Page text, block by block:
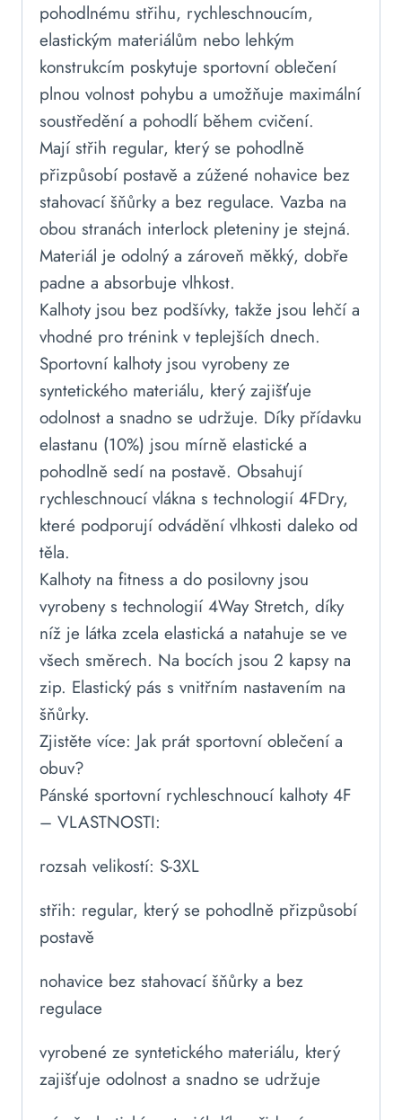
pohodlnému střihu, rychleschnoucím,
elastickým materiálům nebo lehkým
konstrukcím poskytuje sportovní oblečení
plnou volnost pohybu a umožňuje maximální
soustředění a pohodlí během cvičení.
Mají střih regular, který se pohodlně
přizpůsobí postavě a zúžené nohavice bez
stahovací šňůrky a bez regulace. Vazba na
obou stranách interlock pleteniny je stejná.
Materiál je odolný a zároveň měkký, dobře
padne a absorbuje vlhkost.
Kalhoty jsou bez podšívky, takže jsou lehčí a
vhodné pro trénink v teplejších dnech.
Sportovní kalhoty jsou vyrobeny ze
syntetického materiálu, který zajišťuje
odolnost a snadno se udržuje. Díky přídavku
elastanu (10%) jsou mírně elastické a
pohodlně sedí na postavě. Obsahují
rychleschnoucí vlákna s technologií 4FDry,
které podporují odvádění vlhkosti daleko od
těla.
Kalhoty na fitness a do posilovny jsou
vyrobeny s technologií 4Way Stretch, díky
níž je látka zcela elastická a natahuje se ve
všech směrech. Na bocích jsou 2 kapsy na
zip. Elastický pás s vnitřním nastavením na
šňůrky.
Zjistěte více: Jak prát sportovní oblečení a
obuv?
Pánské sportovní rychleschnoucí kalhoty 4F
– VLASTNOSTI:
rozsah velikostí: S-3XL
střih: regular, který se pohodlně přizpůsobí
postavě
nohavice bez stahovací šňůrky a bez
regulace
vyrobené ze syntetického materiálu, který
zajišťuje odolnost a snadno se udržuje